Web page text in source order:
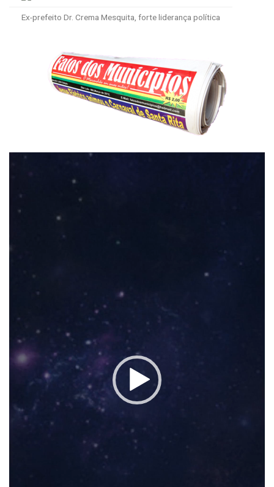
Ex-prefeito Dr. Crema Mesquita, forte liderança política
Tocador